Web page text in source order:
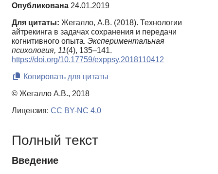
Опубликована 24.01.2019
Для цитаты: Жегалло, А.В. (2018). Технологии
айтрекинга в задачах сохранения и передачи
когнитивного опыта. Экспериментальная
психология, 11(4), 135–141.
https://doi.org/10.17759/exppsy.2018110412
Копировать для цитаты
© Жегалло А.В., 2018
Лицензия: CC BY-NC 4.0
Полный текст
Введение